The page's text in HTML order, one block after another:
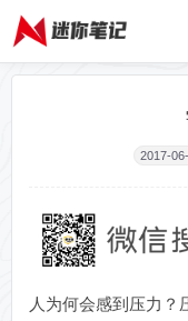
2017-
人为何会感到压力？